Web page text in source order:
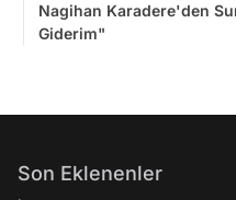
Nagihan Karadere'den
Giderim"
Son Eklenenler